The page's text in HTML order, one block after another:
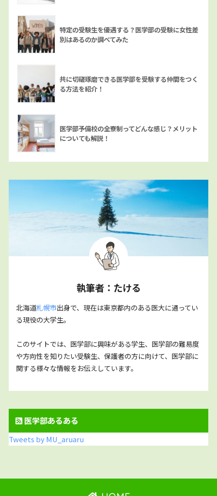
特定の受験生を優遇する？医学部の受験に女性差
別はあるのか調べてみた
共に切磋琢磨できる医学部を受験する仲間をつく
る方法を紹介！
医学部予備校の全寮制ってどんな感じ？メリット
についても解説！
執筆者：たける
北海道札幌市出身で、現在は東京都内のある医大に通ってい
る現役の大学生。
このサイトでは、医学部に興味がある学生、医学部の難易度
や方向性を知りたい受験生、保護者の方に向けて、医学部に
関する様々な情報をお伝えしています。
医学部あるある
Tweets by MU_aruaru